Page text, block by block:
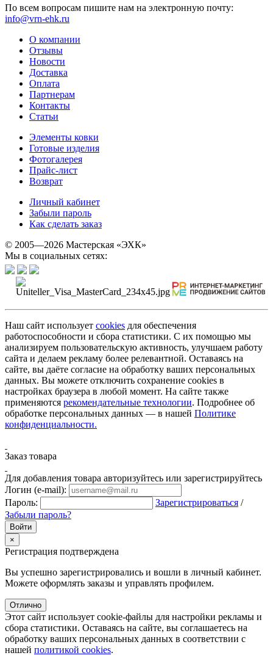
По всем вопросам пишите нам на электронную почту:
info@vrn-ehk.ru
О компании
Отзывы
Новости
Доставка
Оплата
Партнерам
Контакты
Статьи
Элементы ковки
Готовые изделия
Фотогалерея
Прайс-лист
Возврат
Личный кабинет
Забыли пароль
Как сделать заказ
© 2005—2026 Мастерская «ЭХК»
Мы в социальных сетях:
Наш сайт использует cookies для обеспечения
работоспособности и сбора статистики. С их помощью мы
анализируем пользовательскую активность, улучшаем работу
сайта и делаем рекламу более релевантной. Оставаясь на
сайте, вы даёте согласие на обработку ваших персональных
данных. Вы можете отключить сохранение cookies в
настройках браузера в любой момент. На сайте также
применяются рекомендательные технологии. Подробнее об
обработке персональных данных — в нашей Политике
конфиденциальности.
Заказ товара
Для добавления товара авторизуйтесь или зарегистрируйтесь
Логин (e-mail):
Пароль:
Зарегистрироваться /
Забыли пароль?
×
Регистрация подтверждена
Вы успешно зарегистрировались и вошли в личный кабинет.
Можете оформлять заказы и управлять профилем.
Отлично
Этот сайт использует cookie-файлы для настройки рекламы и
сбора статистики. Оставаясь на сайте, вы соглашаетесь на
обработку ваших персональных данных в соответствии с
нашей политикой cookies.